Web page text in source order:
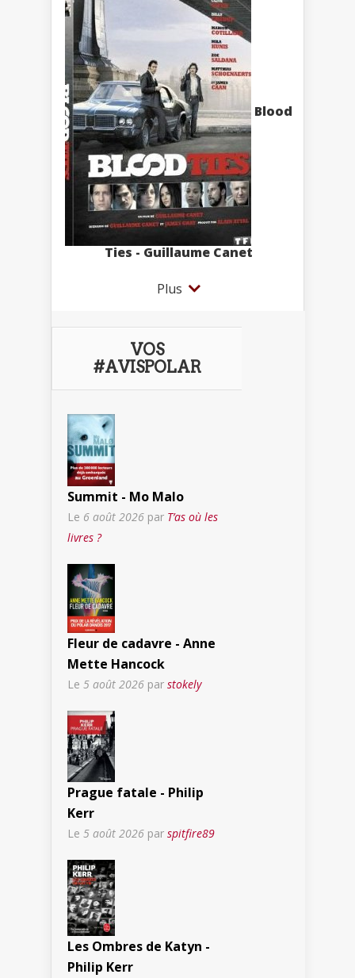
Blood
Ties - Guillaume Canet
Plus
VOS
#AVISPOLAR
Summit - Mo Malo
Le 6 août 2026 par T’as où les
livres ?
Fleur de cadavre - Anne
Mette Hancock
Le 5 août 2026 par stokely
Prague fatale - Philip
Kerr
Le 5 août 2026 par spitfire89
Les Ombres de Katyn -
Philip Kerr